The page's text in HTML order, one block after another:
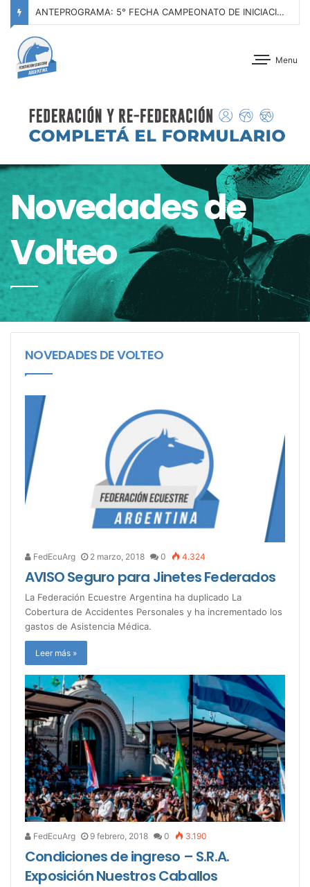
ANTEPROGRAMA: 5° FECHA CAMPEONATO DE INICIACIÓN A LA ACTIVIDAD ECUESTRE ZONA METROPOLITANA SUR – CLUB HÍPICO LA PLATA – 23 DE AGOSTO 2026
Menu
Novedades de
Volteo
NOVEDADES DE VOLTEO
FedEcuArg 2 marzo, 2018 0 4.324
AVISO Seguro para Jinetes Federados
La Federación Ecuestre Argentina ha duplicado La
Cobertura de Accidentes Personales y ha incrementado los
gastos de Asistencia Médica.
Leer más »
FedEcuArg 9 febrero, 2018 0 3.190
Condiciones de ingreso – S.R.A.
Exposición Nuestros Caballos